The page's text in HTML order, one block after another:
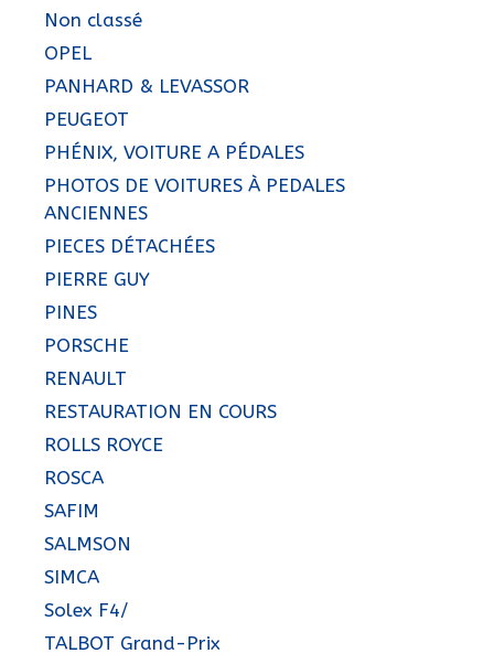
Non classé
OPEL
PANHARD & LEVASSOR
PEUGEOT
PHÉNIX, VOITURE A PÉDALES
PHOTOS DE VOITURES À PEDALES
ANCIENNES
PIECES DÉTACHÉES
PIERRE GUY
PINES
PORSCHE
RENAULT
RESTAURATION EN COURS
ROLLS ROYCE
ROSCA
SAFIM
SALMSON
SIMCA
Solex F4/
TALBOT Grand-Prix